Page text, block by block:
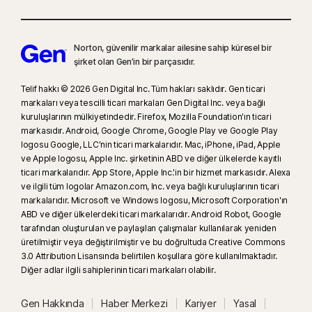
veya Hulu uygulamalarıyla çalışmaz.
olmalıdır.
Otomatik Deepfake Koruması yalnızca desteklenen sosyal
medya/video platformlarındaki İngilizce videolarda devreye girer. Diğer
platformlarda manuel tarama kullanın. Windows 11 veya üzeri bir işletim
sistemi ve desteklenen bir tarayıcı gerektirir. Otomatik tespit için buna ek
olarak bir AI PC (Qualcomm veya Intel tabanlı en az 8 çekirdekli bir işlemci,
16 GB RAM) veya AI olmayan bir PC (herhangi bir markadan en az 6
çekirdekli bir işlemci, 16 GB RAM) gereklidir. En az 4 çekirdekli bir işlemci
ve 8 GB RAM içeren AI olmayan PC’lerde sadece manuel tarama
kullanılabilir. Tüm ayrıntılar için bkz.Norton.com/deepfakesupport
Norton Genie Yapay Zekâ Asistanı’nda bulunan Derin Sahtelik Koruması
Norton, güvenilir markalar ailesine sahip küresel bir
şirket olan Gen’in bir parçasıdır.
Telif hakkı © 2026 Gen Digital Inc. Tüm hakları saklıdır. Gen ticari
markaları veya tescilli ticari markaları Gen Digital Inc. veya bağlı
kuruluşlarının mülkiyetindedir. Firefox, Mozilla Foundation'ın ticari
markasıdır. Android, Google Chrome, Google Play ve Google Play
logosu Google, LLC'nin ticari markalarıdır. Mac, iPhone, iPad, Apple
ve Apple logosu, Apple Inc. şirketinin ABD ve diğer ülkelerde kayıtlı
ticari markalarıdır. App Store, Apple Inc.'in bir hizmet markasıdır. Alexa
ve ilgili tüm logolar Amazon.com, Inc. veya bağlı kuruluşlarının ticari
markalarıdır. Microsoft ve Windows logosu, Microsoft Corporation'ın
ABD ve diğer ülkelerdeki ticari markalarıdır. Android Robot, Google
tarafından oluşturulan ve paylaşılan çalışmalar kullanılarak yeniden
üretilmiştir veya değiştirilmiştir ve bu doğrultuda Creative Commons
3.0 Attribution Lisansında belirtilen koşullara göre kullanılmaktadır.
Diğer adlar ilgili sahiplerinin ticari markaları olabilir.
Gen Hakkında Haber Merkezi Kariyer Yasal